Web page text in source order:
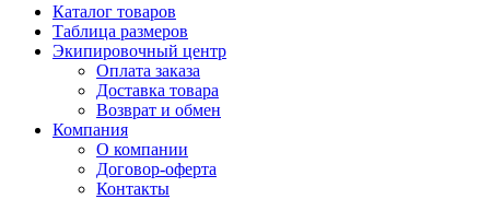
Каталог товаров
Таблица размеров
Экипировочный центр
Оплата заказа
Доставка товара
Возврат и обмен
Компания
О компании
Договор-оферта
Контакты